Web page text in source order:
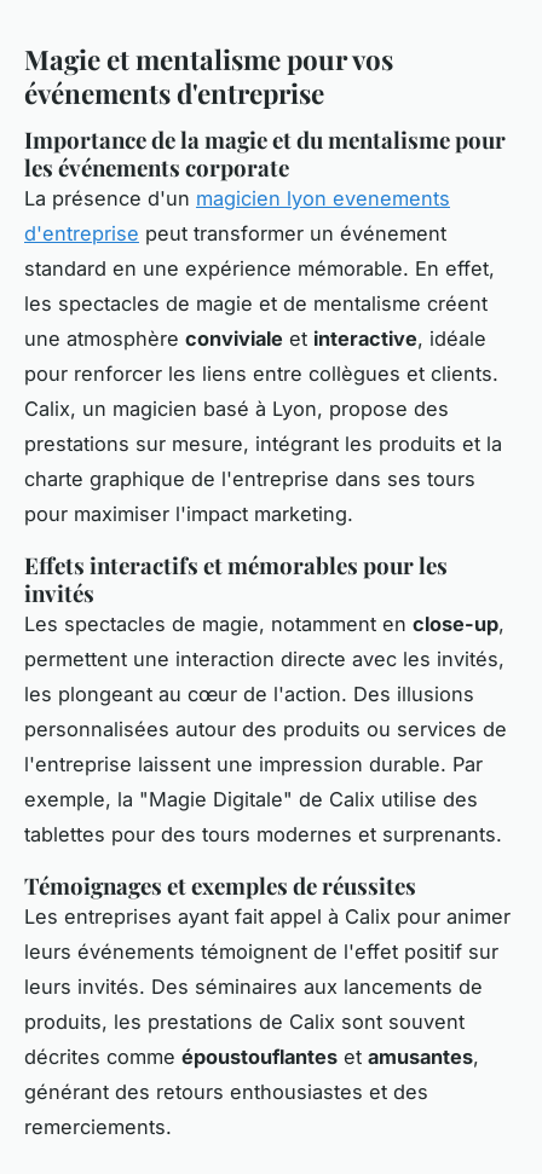
Magie et mentalisme pour vos
événements d'entreprise
Importance de la magie et du mentalisme pour
les événements corporate
La présence d'un magicien lyon evenements
d'entreprise peut transformer un événement
standard en une expérience mémorable. En effet,
les spectacles de magie et de mentalisme créent
une atmosphère conviviale et interactive, idéale
pour renforcer les liens entre collègues et clients.
Calix, un magicien basé à Lyon, propose des
prestations sur mesure, intégrant les produits et la
charte graphique de l'entreprise dans ses tours
pour maximiser l'impact marketing.
Effets interactifs et mémorables pour les
invités
Les spectacles de magie, notamment en close-up,
permettent une interaction directe avec les invités,
les plongeant au cœur de l'action. Des illusions
personnalisées autour des produits ou services de
l'entreprise laissent une impression durable. Par
exemple, la "Magie Digitale" de Calix utilise des
tablettes pour des tours modernes et surprenants.
Témoignages et exemples de réussites
Les entreprises ayant fait appel à Calix pour animer
leurs événements témoignent de l'effet positif sur
leurs invités. Des séminaires aux lancements de
produits, les prestations de Calix sont souvent
décrites comme époustouflantes et amusantes,
générant des retours enthousiastes et des
remerciements.